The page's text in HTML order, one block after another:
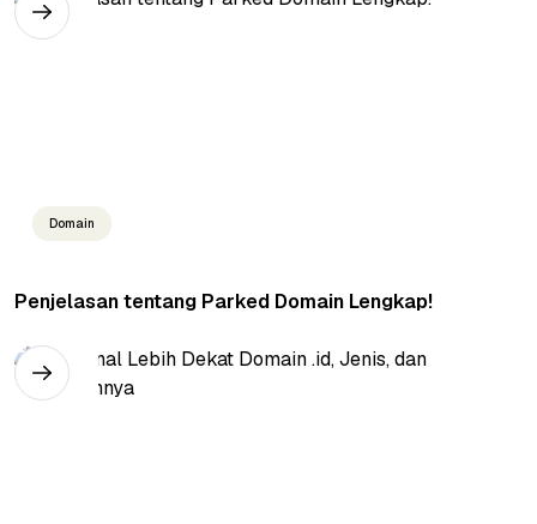
Domain
Penjelasan tentang Parked Domain Lengkap!